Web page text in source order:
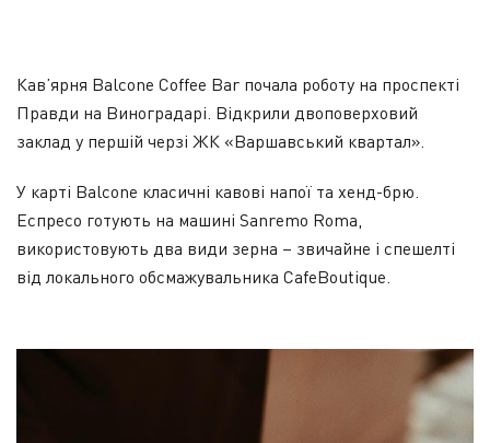
Кав’ярня Balcone Coffee Bar почала роботу на проспекті
Правди на Виноградарі. Відкрили двоповерховий
заклад у першій черзі ЖК «Варшавський квартал».
У карті Balcone класичні кавові напої та хенд-брю.
Еспресо готують на машині Sanremo Roma,
використовують два види зерна – звичайне і спешелті
від локального обсмажувальника CafeBoutique.